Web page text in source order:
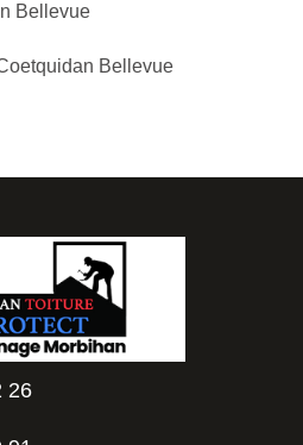
Bellevue
Bellevue
26